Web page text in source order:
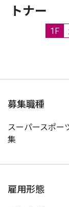
トナー
1F
募集職種
スーパースポ
集
雇用形態